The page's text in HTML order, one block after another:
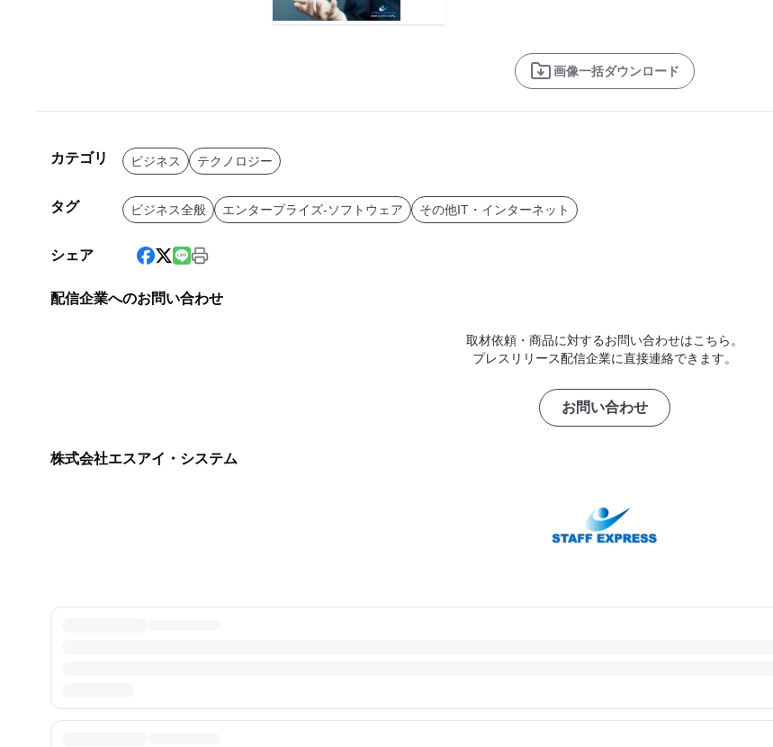
画像一括ダウンロード
カテゴリ ビジネス テクノロジー
タグ ビジネス全般 エンタープライズ-ソフトウェア その他IT・インターネット
シェア
配信企業へのお問い合わせ
取材依頼・商品に対するお問い合わせはこちら。
プレスリリース配信企業に直接連絡できます。
お問い合わせ
株式会社エスアイ・システム